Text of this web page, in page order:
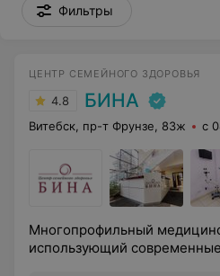
Фильтры
ЦЕНТР СЕМЕЙНОГО ЗДОРОВЬЯ
4.8 БИНА
Витебск, пр-т Фрунзе, 83ж с
Многопрофильный
использующий